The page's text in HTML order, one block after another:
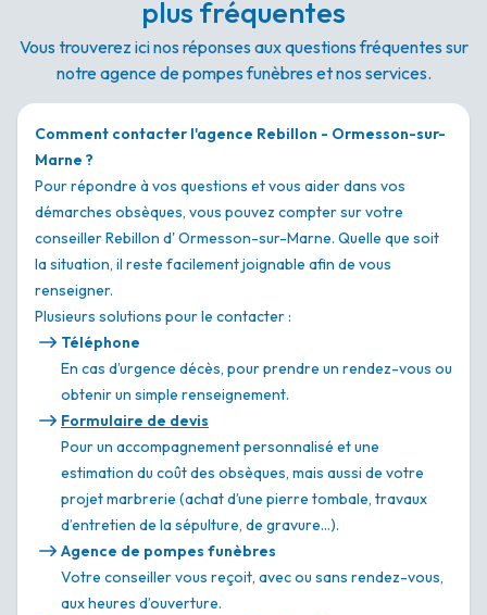
plus fréquentes
Vous trouverez ici nos réponses aux questions fréquentes sur
notre agence de pompes funèbres et nos services.
Comment contacter l'agence Rebillon - Ormesson-sur-
Marne ?
Pour répondre à vos questions et vous aider dans vos
démarches obsèques, vous pouvez compter sur votre
conseiller Rebillon d' Ormesson-sur-Marne. Quelle que soit
la situation, il reste facilement joignable afin de vous
renseigner.
Plusieurs solutions pour le contacter :
Téléphone
En cas d’urgence décès, pour prendre un rendez-vous ou
obtenir un simple renseignement.
Formulaire de devis
Pour un accompagnement personnalisé et une
estimation du coût des obsèques, mais aussi de votre
projet marbrerie (achat d’une pierre tombale, travaux
d’entretien de la sépulture, de gravure…).
Agence de pompes funèbres
Votre conseiller vous reçoit, avec ou sans rendez-vous,
aux heures d’ouverture.